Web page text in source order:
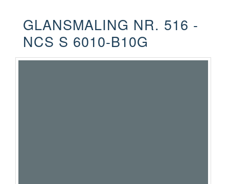
GLANSMALING NR. 516 -
NCS S 6010-B10G